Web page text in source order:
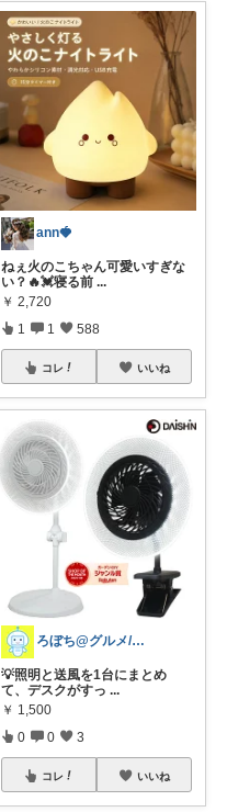
ann🍓
ねぇ火のこちゃん可愛いすぎな
い？🔥💓寝る前 ...
￥ 2,720
1 1 588
コレ いいね
ろぼち@グルメ/キッチン雑貨
💡照明と送風を1台にまとめ
て、デスクがすっ ...
￥ 1,500
0 0 3
コレ いいね